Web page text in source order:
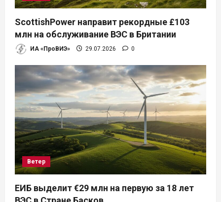
ScottishPower направит рекордные £103
млн на обслуживание ВЭС в Британии
ИА «ПроВИЭ» 29.07.2026 0
Ветер
ЕИБ выделит €29 млн на первую за 18 лет